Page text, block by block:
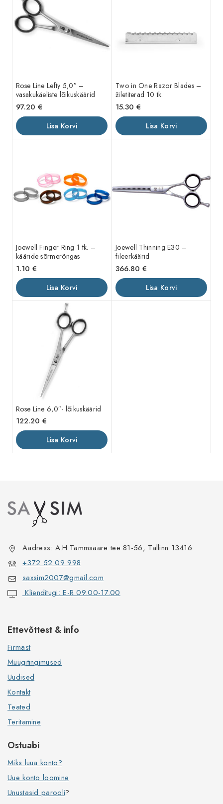
Rose Line Lefty 5,0″ –
vasakukäeliste lõikuskäärid
97.20 €
Lisa Korvi
Two in One Razor Blades –
žiletiterad 10 tk.
15.30 €
Lisa Korvi
Joewell Finger Ring 1 tk. –
kääride sõrmerõngas
1.10 €
Lisa Korvi
Joewell Thinning E30 –
fileerkäärid
366.80 €
Lisa Korvi
Rose Line 6,0″- lõikuskäärid
122.20 €
Lisa Korvi
Aadress: A.H.Tammsaare tee 81-56, Tallinn 13416
+372 52 09 998
saxsim2007@gmail.com
Klienditugi: E-R 09.00-17.00
Ettevõttest & info
Firmast
Müügitingimused
Uudised
Kontakt
Teated
Teritamine
Ostuabi
Miks luua konto?
Uue konto loomine
Unustasid parooli?